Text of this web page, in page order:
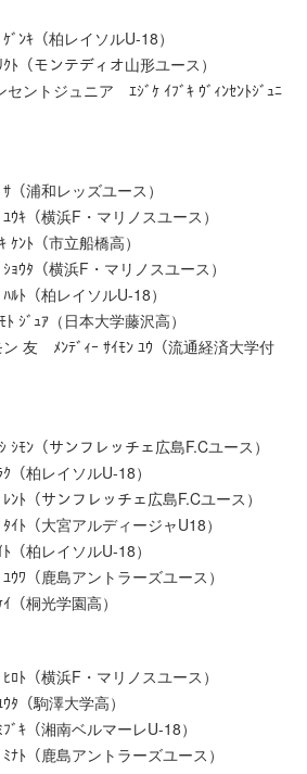
（柏レイソルU-18）
モンテディオ山形ユース）
ントジュニア ｴｼﾞｹ ｲﾌﾞｷ ｳﾞｨﾝｾﾝﾄｼﾞｭﾆ
和レッズユース）
横浜F・マリノスユース）
（市立船橋高）
（横浜F・マリノスユース）
柏レイソルU-18）
ｭｱ（日本大学藤沢高）
友 ﾒﾝﾃﾞｨｰ ｻｲﾓﾝ ﾕｳ（流通経済大学付
（サンフレッチェ広島F.Cユース）
柏レイソルU-18）
サンフレッチェ広島F.Cユース）
大宮アルディージャU18）
柏レイソルU-18）
鹿島アントラーズユース）
桐光学園高）
横浜F・マリノスユース）
駒澤大学高）
湘南ベルマーレU-18）
鹿島アントラーズユース）